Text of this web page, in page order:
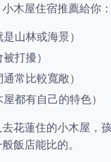
木屋住宿推薦給你：
山林或海景）
打擾）
常比較寬敞）
都有自己的特色）
花蓮住的小木屋，
飯店能比的。